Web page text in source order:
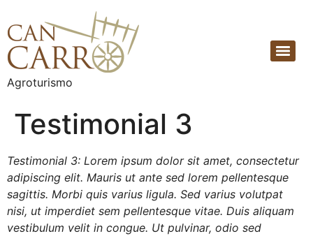
Agroturismo
Testimonial 3
Testimonial 3: Lorem ipsum dolor sit amet, consectetur
adipiscing elit. Mauris ut ante sed lorem pellentesque
sagittis. Morbi quis varius ligula. Sed varius volutpat
nisi, ut imperdiet sem pellentesque vitae. Duis aliquam
vestibulum velit in congue. Ut pulvinar, odio sed